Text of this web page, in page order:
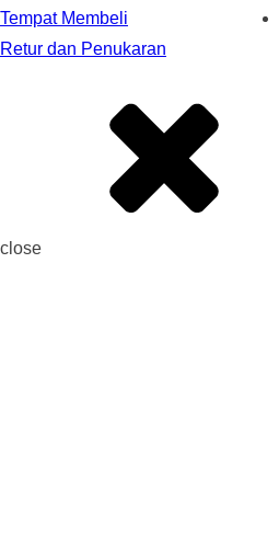
Tempat Membeli
Retur dan Penukaran
close